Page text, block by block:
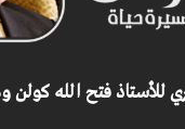
للأستاذ فتح الله